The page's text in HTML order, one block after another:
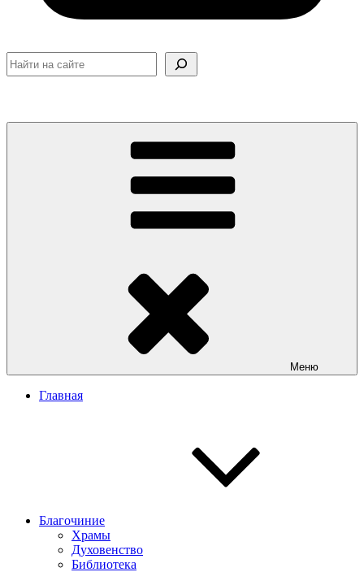
Поиск
Меню
Главная
Благочиние
Храмы
Духовенство
Библиотека